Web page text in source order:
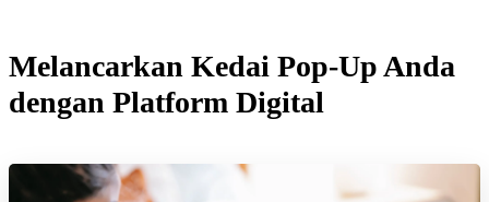
Melancarkan Kedai Pop-Up Anda
dengan Platform Digital